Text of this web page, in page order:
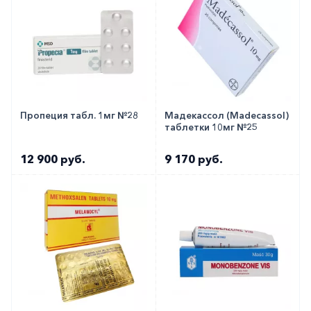
Пропеция табл. 1мг №28
12 900 руб.
Мадекассол (Madecassol)
таблетки 10мг №25
9 170 руб.